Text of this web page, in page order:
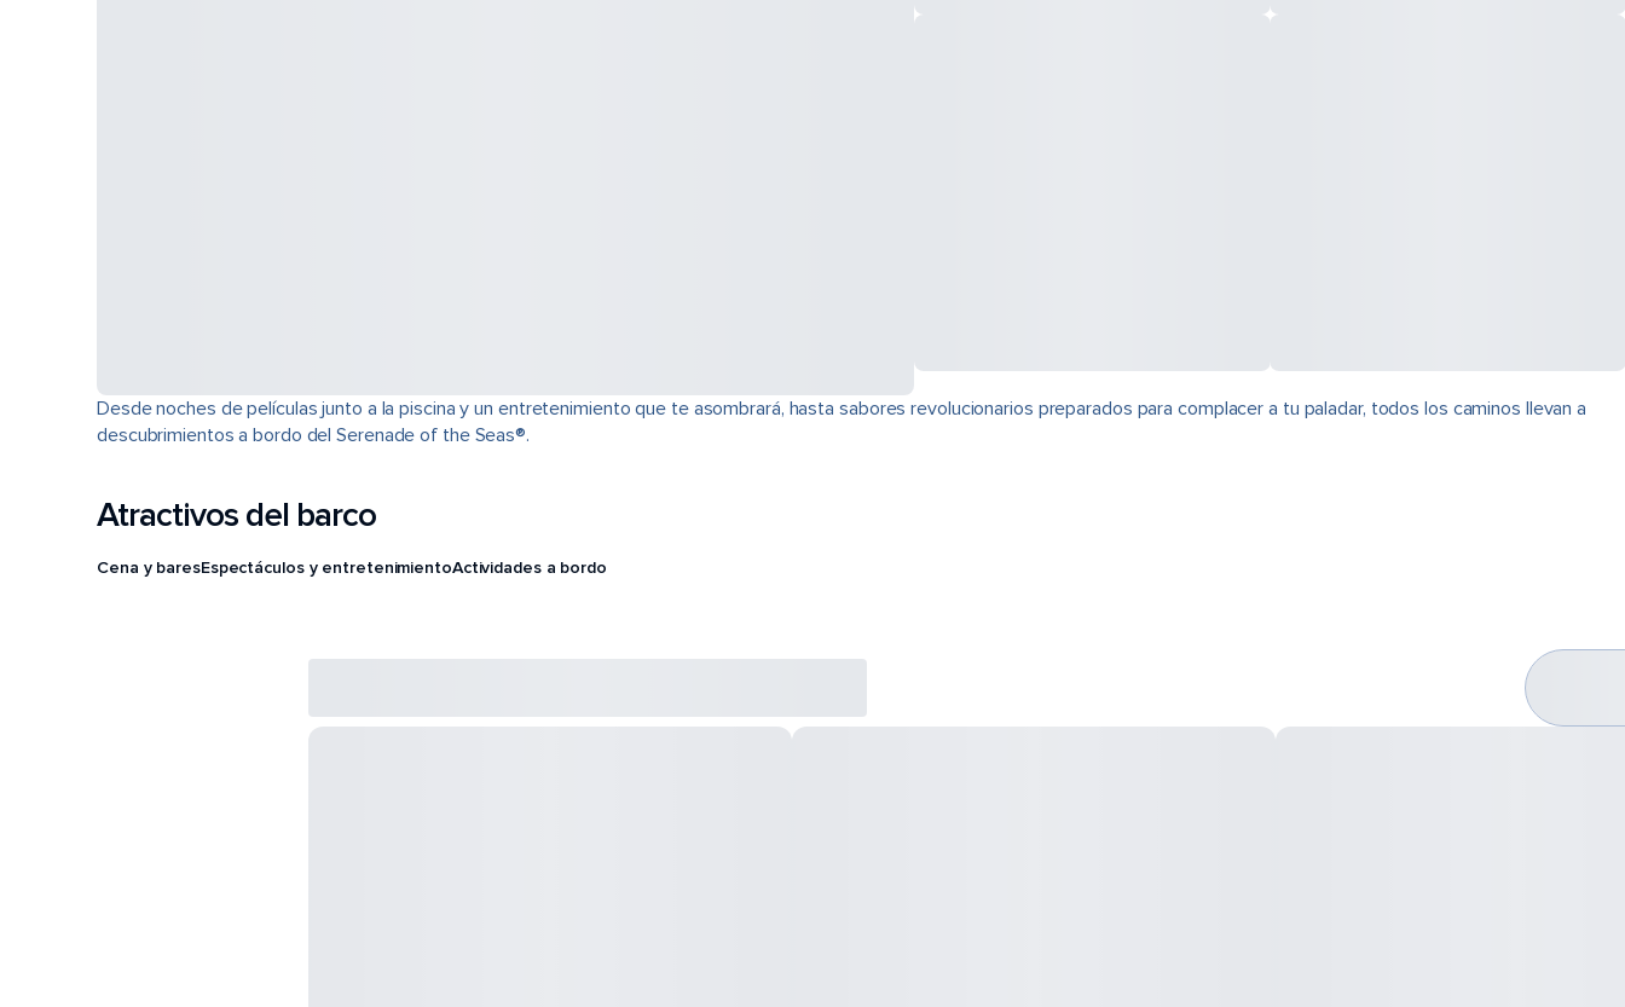
Desde noches de películas junto a la piscina y un entretenimiento que te asombrará, hasta sabores revolucionarios preparados para complacer a tu paladar, todos los caminos llevan a
descubrimientos a bordo del Serenade of the Seas®.
Atractivos del barco
Cena y baresEspectáculos y entretenimientoActividades a bordo